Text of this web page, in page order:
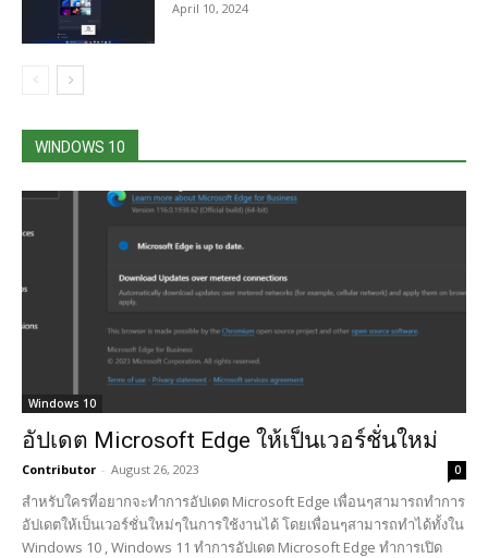
April 10, 2024
WINDOWS 10
Windows 10
อัปเดต Microsoft Edge ให้เป็นเวอร์ชั่นใหม่
Contributor - August 26, 2023 0
สำหรับใครที่อยากจะทำการอัปเดต Microsoft Edge เพื่อนๆสามารถทำการ
อัปเดตให้เป็นเวอร์ชั่นใหม่ๆในการใช้งานได้ โดยเพื่อนๆสามารถทำได้ทั้งใน
Windows 10 , Windows 11 ทำการอัปเดต Microsoft Edge ทำการเปิด